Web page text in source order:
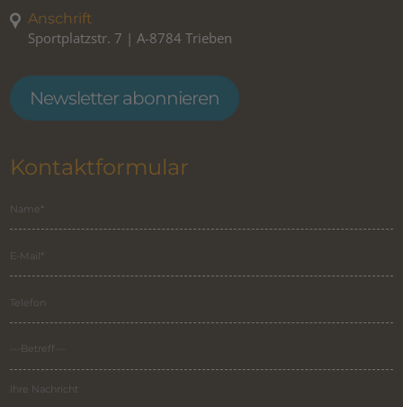
Anschrift
Sportplatzstr. 7 | A-8784 Trieben
Newsletter abonnieren
Kontaktformular